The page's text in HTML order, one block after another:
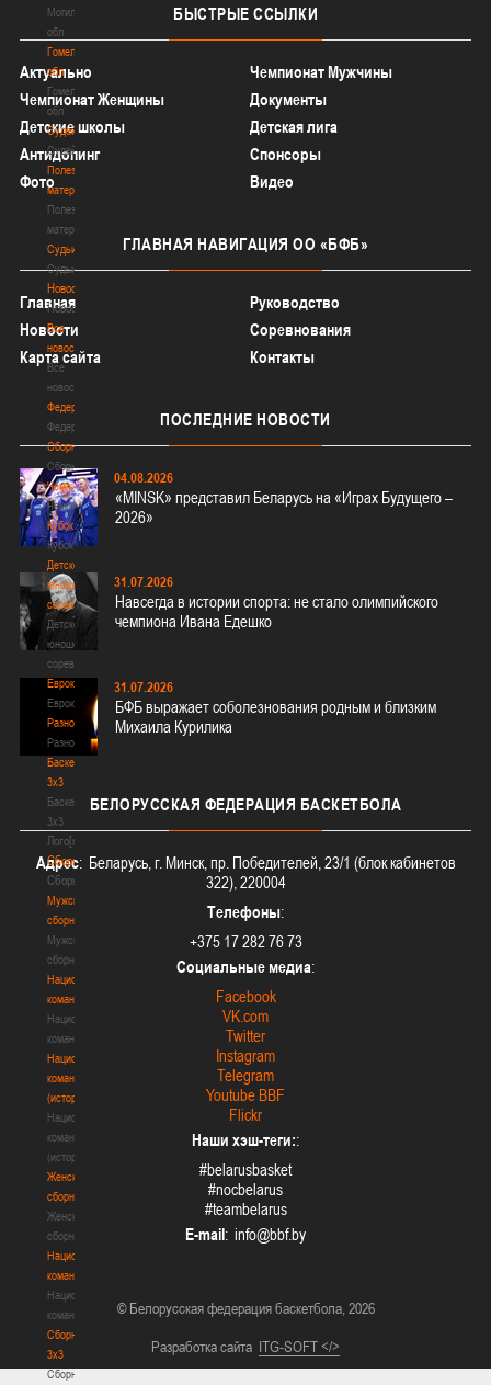
Могилевская
обл
Гомельская
обл
Гомельская
обл
Судейство
Судейство
Полезные
материалы
Полезные
материалы
Судьи
Судьи
Новости
Новости
Все
новости
Все
новости
Федерация
Федерация
Сборные
Сборные
Чемпионат
Чемпионат
Кубок
Кубок
Детско-
юношеские
соревнования
Детско-
юношеские
соревнования
Еврокубки
Еврокубки
Разное
Разное
Баскетбол
3х3
Баскетбол
3х3
Лого[modid=121]
Сборные
Сборные
Мужские
сборные
Мужские
сборные
Национальная
команда
Национальная
команда
Национальная
команда
(история)
Национальная
команда
(история)
Женские
сборные
Женские
сборные
Национальная
команда
Национальная
команда
Сборные
3х3
Сборные
БЫСТРЫЕ ССЫЛКИ
Актуально
Чемпионат Мужчины
Чемпионат Женщины
Документы
Детские школы
Детская лига
Антидопинг
Спонсоры
Фото
Видео
ГЛАВНАЯ НАВИГАЦИЯ ОО «БФБ»
Главная
Руководство
Новости
Соревнования
Карта сайта
Контакты
ПОСЛЕДНИЕ НОВОСТИ
04.08.2026
«MINSK» представил Беларусь на «Играх Будущего –
2026»
31.07.2026
Навсегда в истории спорта: не стало олимпийского
чемпиона Ивана Едешко
31.07.2026
БФБ выражает соболезнования родным и близким
Михаила Курилика
БЕЛОРУССКАЯ ФЕДЕРАЦИЯ БАСКЕТБОЛА
Адрес: Беларусь, г. Минск, пр. Победителей, 23/1 (блок кабинетов
322), 220004
Телефоны:
+375 17 282 76 73
Социальные медиа:
Facebook
VK.com
Twitter
Instagram
Telegram
Youtube BBF
Flickr
Наши хэш-теги::
#belarusbasket
#nocbelarus
#teambelarus
E-mail:
© Белорусская федерация баскетбола, 2026
Разработка сайта ITG-SOFT </>